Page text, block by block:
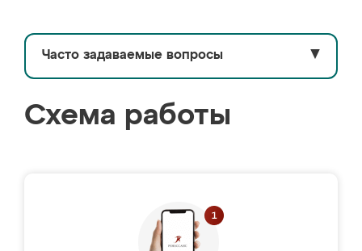
Часто задаваемые вопросы ▼
Схема работы